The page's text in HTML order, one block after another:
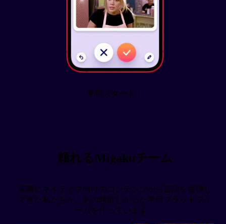
学習スタート！
頼れるMigakuチーム
実際にネイティブ向けのコンテンツから言語を習得し
てきた私たちが、あの時欲しかった学習プラットフォ
ームを作っています。